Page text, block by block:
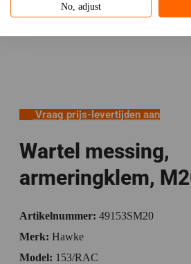
No, adjust
Vraag prijs-levertijden aan
Wartel messing,
armeringklem,
Artikelnummer: 49153SM20
Merk: Hawke
Model: 153/RAC